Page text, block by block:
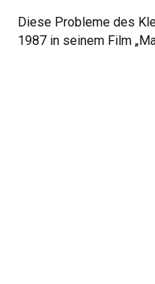
Diese Probleme des
1987 in seinem Film